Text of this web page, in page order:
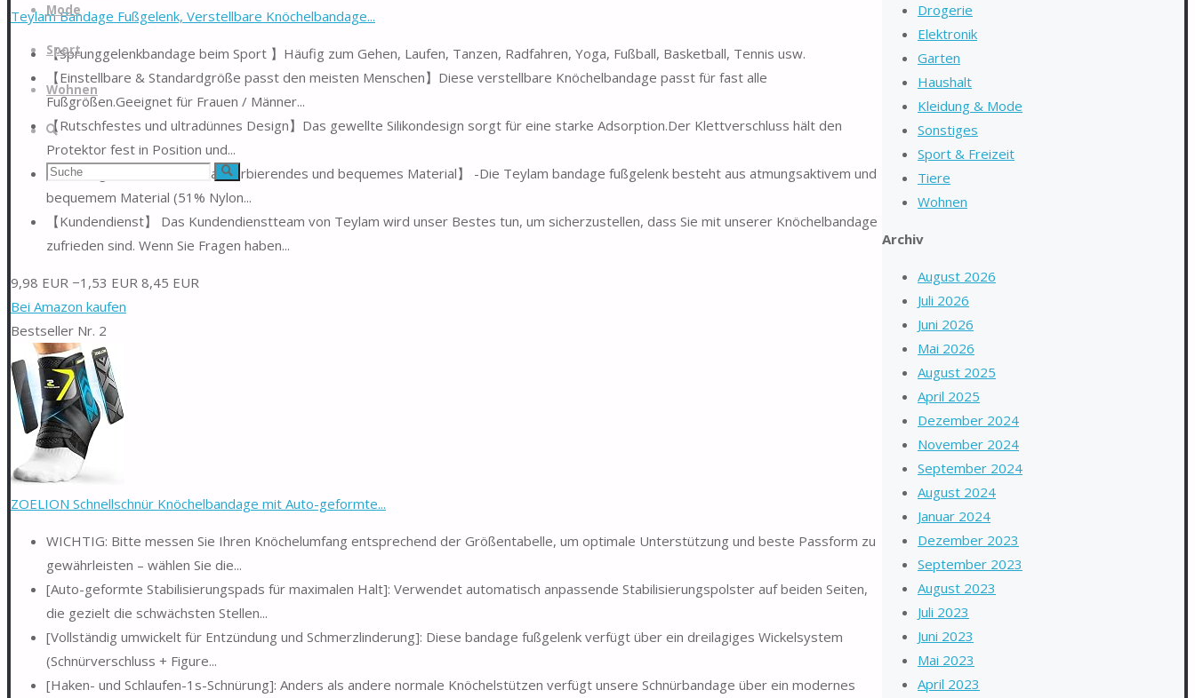
Mode
Sport
Wohnen
Suche
Suchen
nach:
Suche
Teylam Bandage Fußgelenk, Verstellbare Knöchelbandage...
【Sprunggelenkbandage beim Sport 】Häufig zum Gehen, Laufen, Tanzen, Radfahren, Yoga, Fußball, Basketball, Tennis usw.
【Einstellbare & Standardgröße passt den meisten Menschen】Diese verstellbare Knöchelbandage passt für fast alle
Fußgrößen.Geeignet für Frauen / Männer...
【Rutschfestes und ultradünnes Design】Das gewellte Silikondesign sorgt für eine starke Adsorption.Der Klettverschluss hält den
Protektor fest in Position und...
【Atmungsaktives schweißabsorbierendes und bequemes Material】 -Die Teylam bandage fußgelenk besteht aus atmungsaktivem und
bequemem Material (51% Nylon...
【Kundendienst】 Das Kundendienstteam von Teylam wird unser Bestes tun, um sicherzustellen, dass Sie mit unserer Knöchelbandage
zufrieden sind. Wenn Sie Fragen haben...
9,98 EUR −1,53 EUR 8,45 EUR
Bei Amazon kaufen
Bestseller Nr. 2
ZOELION Schnellschnür Knöchelbandage mit Auto-geformte...
WICHTIG: Bitte messen Sie Ihren Knöchelumfang entsprechend der Größentabelle, um optimale Unterstützung und beste Passform zu
gewährleisten – wählen Sie die...
[Auto-geformte Stabilisierungspads für maximalen Halt]: Verwendet automatisch anpassende Stabilisierungspolster auf beiden Seiten,
die gezielt die schwächsten Stellen...
[Vollständig umwickelt für Entzündung und Schmerzlinderung]: Diese bandage fußgelenk verfügt über ein dreilagiges Wickelsystem
(Schnürverschluss + Figure...
[Haken- und Schlaufen-1s-Schnürung]: Anders als andere normale Knöchelstützen verfügt unsere Schnürbandage über ein modernes
Drogerie
Elektronik
Garten
Haushalt
Kleidung & Mode
Sonstiges
Sport & Freizeit
Tiere
Wohnen
Archiv
August 2026
Juli 2026
Juni 2026
Mai 2026
August 2025
April 2025
Dezember 2024
November 2024
September 2024
August 2024
Januar 2024
Dezember 2023
September 2023
August 2023
Juli 2023
Juni 2023
Mai 2023
April 2023